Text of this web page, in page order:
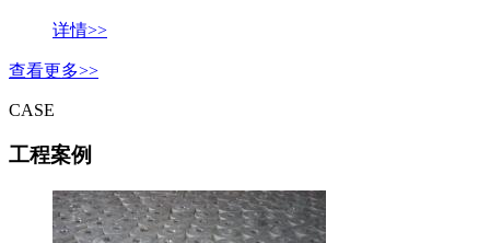
详情>>
查看更多>>
CASE
工程案例